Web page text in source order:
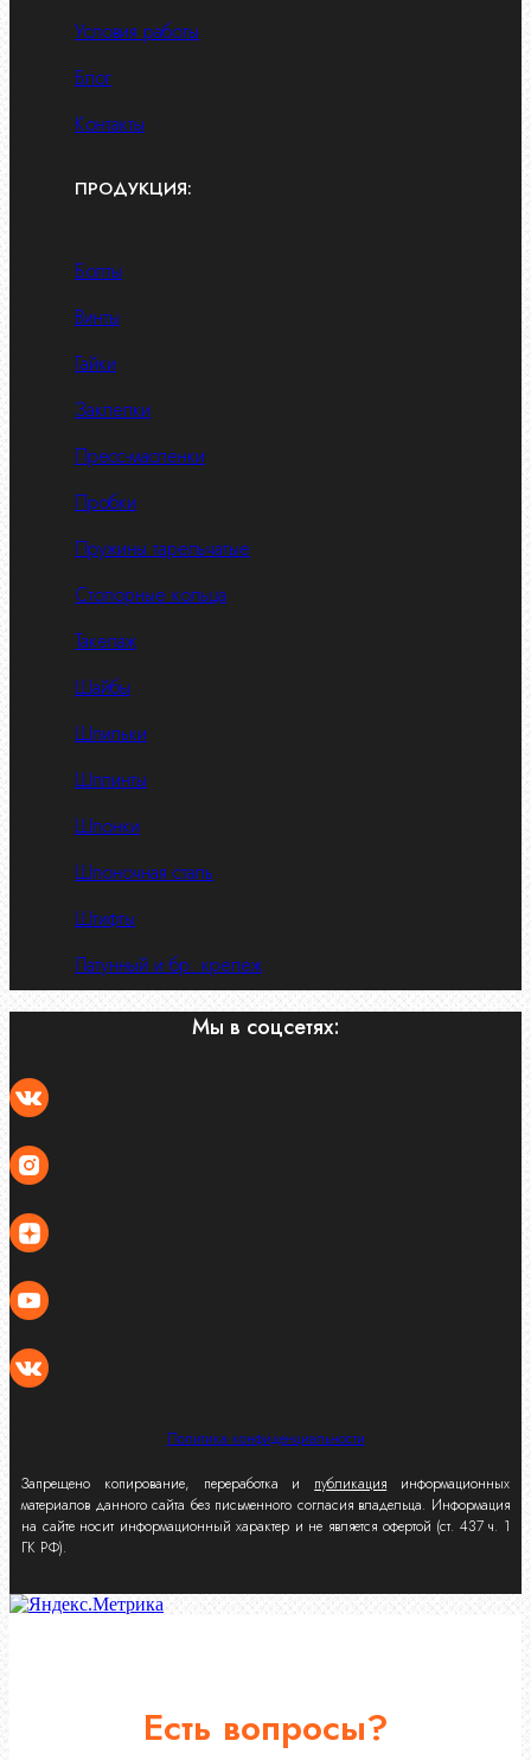
Условия работы
Блог
Контакты
ПРОДУКЦИЯ:
Болты
Винты
Гайки
Заклепки
Пресс-масленки
Пробки
Пружины тарельчатые
Стопорные кольца
Такелаж
Шайбы
Шпильки
Шплинты
Шпонки
Шпоночная сталь
Штифты
Латунный и бр. крепеж
Мы в соцсетях:
Политика конфиденциальности
Запрещено копирование, переработка и публикация информационных
материалов данного сайта без письменного согласия владельца. Информация
на сайте носит информационный характер и не является офертой (ст. 437 ч. 1
ГК РФ).
Есть вопросы?